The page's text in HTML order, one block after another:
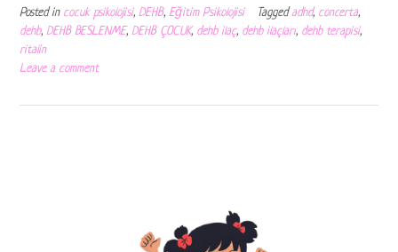
Posted in cocuk psikolojisi, DEHB, Eğitim Psikolojisi Taggedadhd, concerta,
dehb, DEHB BESLENME, DEHB ÇOCUK, dehb ilaç, dehb ilaçları, dehb terapisi,
ritalin
Leave a comment